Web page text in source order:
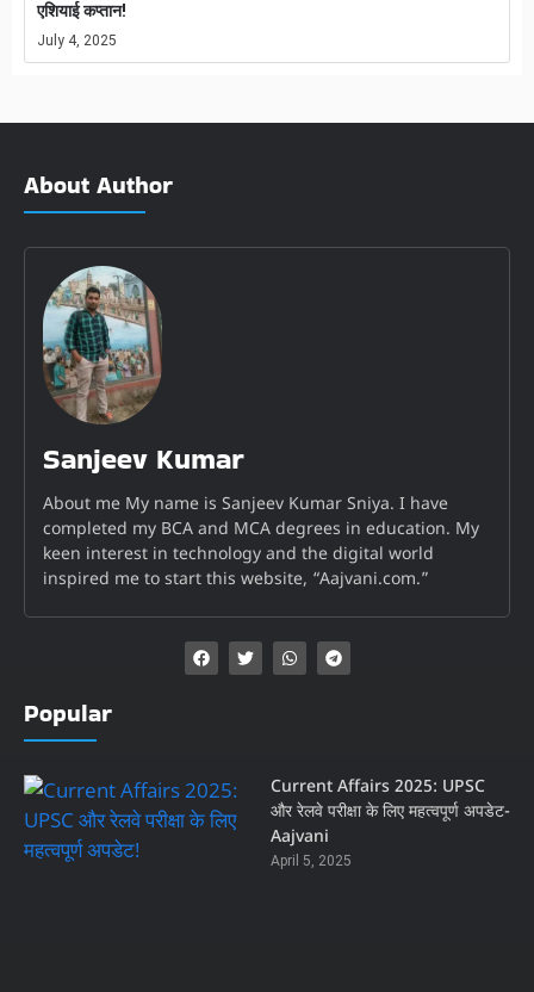
एशियाई कप्तान!
July 4, 2025
About Author
Sanjeev Kumar
About me My name is Sanjeev Kumar Sniya. I have
completed my BCA and MCA degrees in education. My
keen interest in technology and the digital world
inspired me to start this website, “Aajvani.com.”
Popular
Current Affairs 2025: UPSC
और रेलवे परीक्षा के लिए महत्वपूर्ण अपडेट-
Aajvani
April 5, 2025